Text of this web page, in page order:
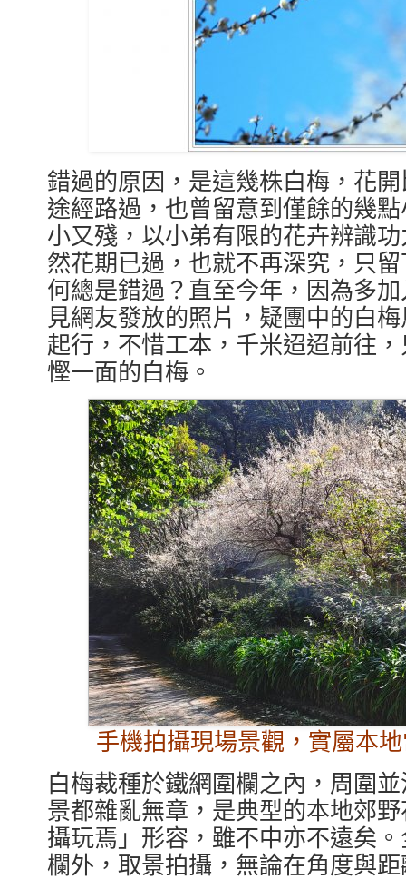
錯過的原因，是這幾株白梅，花
途經路過，也曾留意到僅餘的幾
小又殘，以小弟有限的花卉辨識
然花期已過，也就不再深究，只
何總是錯過？直至今年，因為多
見網友發放的照片，疑團中的白
起行，不惜工本，千米迢迢前往
慳一面的白梅。
手機拍攝現場景觀，實屬本
白梅裁種於鐵網圍欄之內，周圍
景都雜亂無章，是典型的本地郊
攝玩焉」形容，雖不中亦不遠矣
欄外，取景拍攝，無論在角度與